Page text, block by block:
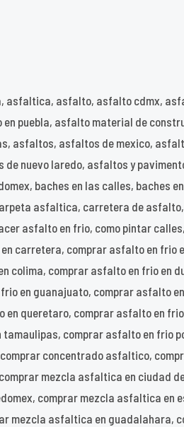
asfaltica, asfalto, asfalto cdmx,
puebla, asfalto material de
asfaltos, asfaltos de mexico,
nuevo laredo, asfaltos y
baches en las calles, baches
asfaltica, carretera de
asfalto en frio, como pintar
carretera, comprar asfalto en
colima, comprar asfalto en frio en
en guanajuato, comprar asfalto
queretaro, comprar asfalto en
comprar asfalto en frio
concentrado asfaltico,
mezcla asfaltica en ciudad
comprar mezcla asfaltica en
mezcla asfaltica en guadalahara,